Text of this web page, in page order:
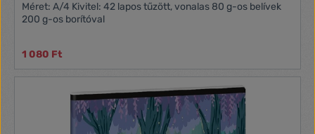
Méret: A/4 Kivitel: 42 lapos tűzött, vonalas 80 g-os belívek
200 g-os borítóval
1 080 Ft